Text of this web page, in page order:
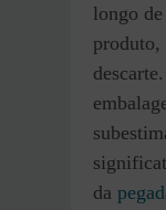
longo
produto,
descarte.
da